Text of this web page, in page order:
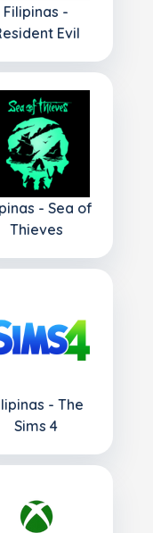
Filipinas -
Evil
- Sea of
Thieves
- The
Sims 4